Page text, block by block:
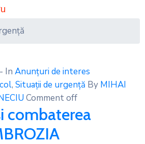
- In Anunțuri de interes
‚ Situații de urgență By MIHAI
Comment off
combaterea